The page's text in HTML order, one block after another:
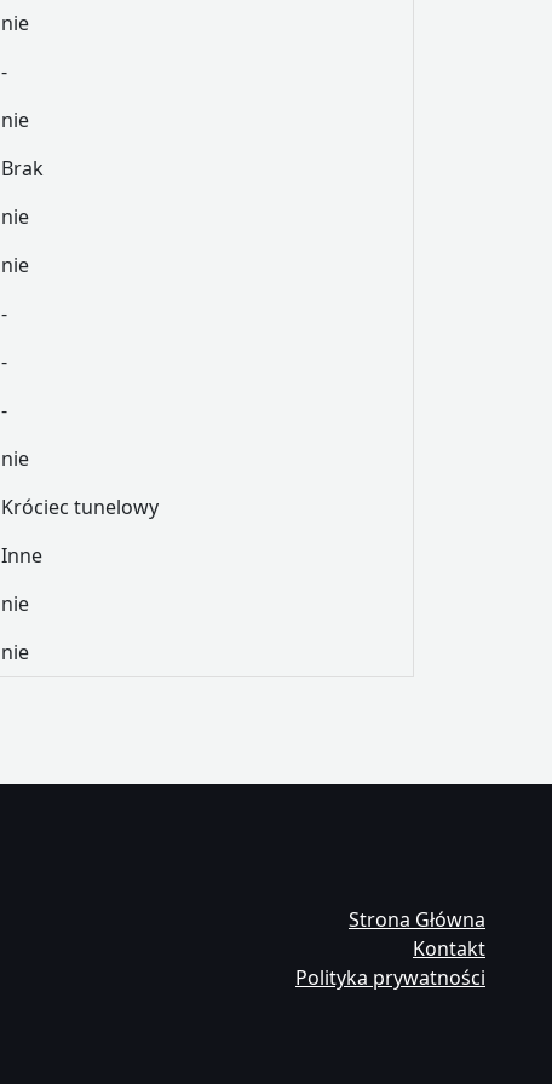
nie
-
nie
Brak
nie
nie
-
-
-
nie
Króciec tunelowy
Inne
nie
nie
Strona Główna
Kontakt
Polityka prywatności